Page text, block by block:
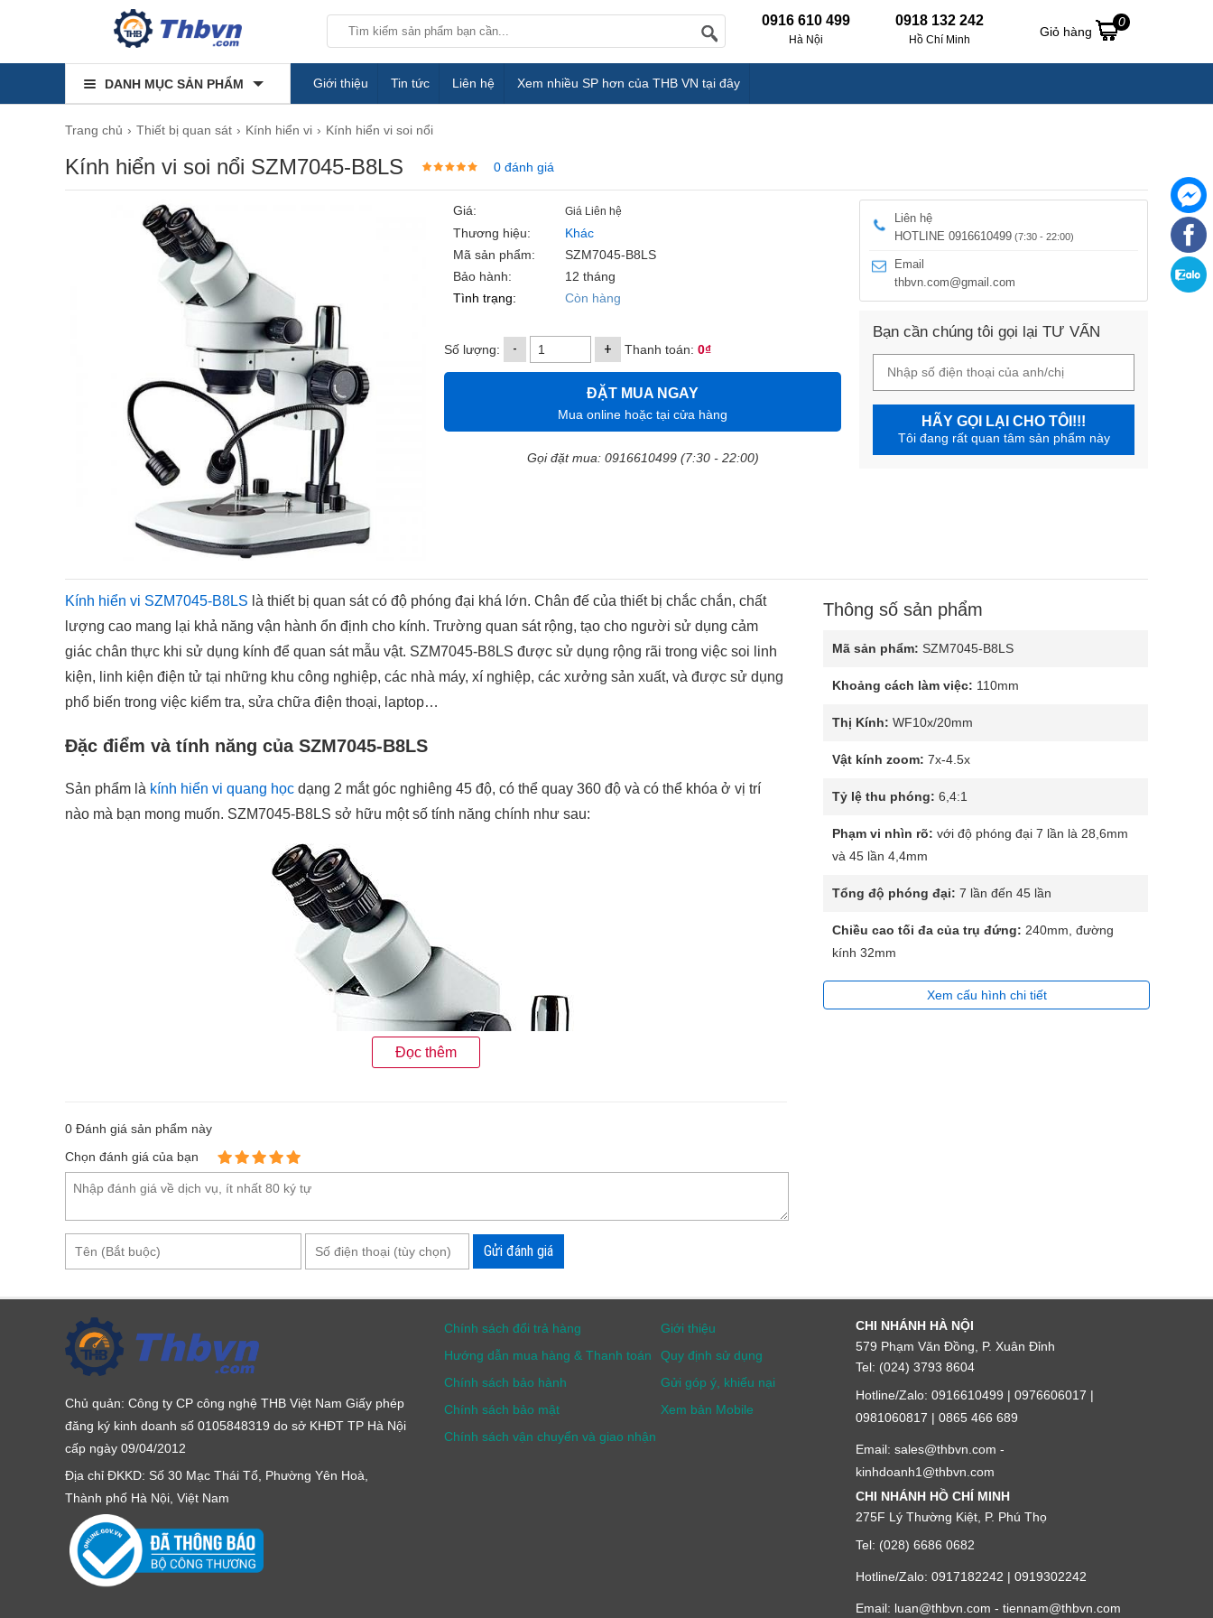
0916 610 499
Hà Nội
0918 132 242
Hồ Chí Minh
Giỏ hàng
0
DANH MỤC SẢN PHẨM Giới thiệu Tin tức Liên hệ Xem nhiều SP hơn của THB VN tại đây
Trang chủ Thiết bị quan sát Kính hiển vi Kính hiển vi soi nổi
Kính hiển vi soi nổi SZM7045-B8LS 0 đánh giá
Giá: Giá Liên hệ
Thương hiệu:
Khác
Mã sản phẩm:
SZM7045-B8LS
Bảo hành:
12 tháng
Tình trạng:
Còn hàng
Số lượng: - + Thanh toán: 0₫
ĐẶT MUA NGAY
Mua online hoặc tại cửa hàng
Gọi đặt mua: 0916610499 (7:30 - 22:00)
Liên hệ
HOTLINE 0916610499 (7:30 - 22:00)
Email
thbvn.com@gmail.com
Bạn cần chúng tôi gọi lại TƯ VẤN
HÃY GỌI LẠI CHO TÔI!!!
Tôi đang rất quan tâm sản phẩm này
Kính hiển vi SZM7045-B8LS là thiết bị quan sát có độ phóng đại khá lớn. Chân đế của thiết bị chắc chắn, chất
lượng cao mang lại khả năng vận hành ổn định cho kính. Trường quan sát rộng, tạo cho người sử dụng cảm
giác chân thực khi sử dụng kính để quan sát mẫu vật. SZM7045-B8LS được sử dụng rộng rãi trong việc soi linh
kiện, linh kiện điện tử tại những khu công nghiệp, các nhà máy, xí nghiệp, các xưởng sản xuất, và được sử dụng
phổ biến trong việc kiểm tra, sửa chữa điện thoại, laptop…
Đặc điểm và tính năng của SZM7045-B8LS
Sản phẩm là kính hiển vi quang học dạng 2 mắt góc nghiêng 45 độ, có thể quay 360 độ và có thể khóa ở vị trí
nào mà bạn mong muốn. SZM7045-B8LS sở hữu một số tính năng chính như sau:
Kính hiển vi soi nổi SZM7045-B8LS hiện đại
Nguồn điện đầu vào 110v ~ 240v
Hệ thống lấy nét: 2 chiều, tốc độ tiêu chuẩn
Hệ thống chiếu sáng Led trên và dưới với điều khiển độc lập
Khoảng cách 2 mắt 54-76mm, điều chỉnh ± 5 Diopter
Đế soi mẫu với Tấm nhựa & Perspex φ95mm B / W và các clip được ghép nối
Kích thước đế cơ sở 205x275x40mm
Đọc thêm
0 Đánh giá sản phẩm này
Chọn đánh giá của bạn
Gửi đánh giá
Thông số sản phẩm
Mã sản phẩm: SZM7045-B8LS
Khoảng cách làm việc: 110mm
Thị Kính: WF10x/20mm
Vật kính zoom: 7x-4.5x
Tỷ lệ thu phóng: 6,4:1
Phạm vi nhìn rõ: với độ phóng đại 7 lần là 28,6mm
và 45 lần 4,4mm
Tổng độ phóng đại: 7 lần đến 45 lần
Chiều cao tối đa của trụ đứng: 240mm, đường
kính 32mm
Xem cấu hình chi tiết
Chủ quản: Công ty CP công nghệ THB Việt Nam Giấy phép
đăng ký kinh doanh số 0105848319 do sở KHĐT TP Hà Nội
cấp ngày 09/04/2012
Địa chỉ ĐKKD: Số 30 Mạc Thái Tổ, Phường Yên Hoà,
Thành phố Hà Nội, Việt Nam
Chính sách đổi trả hàng
Hướng dẫn mua hàng & Thanh toán
Chính sách bảo hành
Chính sách bảo mật
Chính sách vận chuyển và giao nhận
Giới thiệu
Quy định sử dụng
Gửi góp ý, khiếu nại
Xem bản Mobile
CHI NHÁNH HÀ NỘI
579 Phạm Văn Đồng, P. Xuân Đỉnh
Tel: (024) 3793 8604
Hotline/Zalo: 0916610499 | 0976606017 |
0981060817 | 0865 466 689
Email: sales@thbvn.com -
kinhdoanh1@thbvn.com
CHI NHÁNH HỒ CHÍ MINH
275F Lý Thường Kiệt, P. Phú Thọ
Tel: (028) 6686 0682
Hotline/Zalo: 0917182242 | 0919302242
Email: luan@thbvn.com - tiennam@thbvn.com